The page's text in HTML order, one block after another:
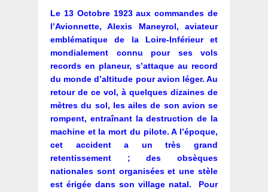
Le 13 Octobre 1923 aux commandes de
l’Avionnette, Alexis Maneyrol, aviateur
emblématique de la Loire-Inférieur et
mondialement connu pour ses vols
records en planeur, s’attaque au record
du monde d’altitude pour avion léger. Au
retour de ce vol, à quelques dizaines de
mètres du sol, les ailes de son avion se
rompent, entraînant la destruction de la
machine et la mort du pilote. A l’époque,
cet accident a un très grand
retentissement ; des obsèques
nationales sont organisées et une stèle
est érigée dans son village natal. Pour